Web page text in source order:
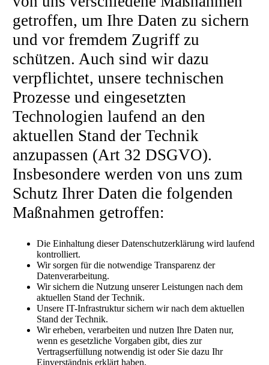
getroffen, um Ihre Daten zu sichern
und vor fremdem Zugriff zu
schützen. Auch sind wir dazu
verpflichtet, unsere technischen
Prozesse und eingesetzten
Technologien laufend an den
aktuellen Stand der Technik
anzupassen (Art 32 DSGVO).
Insbesondere werden von uns zum
Schutz Ihrer Daten die folgenden
Maßnahmen getroffen:
Die Einhaltung dieser Datenschutzerklärung wird laufend
kontrolliert.
Wir sorgen für die notwendige Transparenz der
Datenverarbeitung.
Wir sichern die Nutzung unserer Leistungen nach dem
aktuellen Stand der Technik.
Unsere IT-Infrastruktur sichern wir nach dem aktuellen
Stand der Technik.
Wir erheben, verarbeiten und nutzen Ihre Daten nur,
wenn es gesetzliche Vorgaben gibt, dies zur
Vertragserfüllung notwendig ist oder Sie dazu Ihr
Einverständnis erklärt haben.